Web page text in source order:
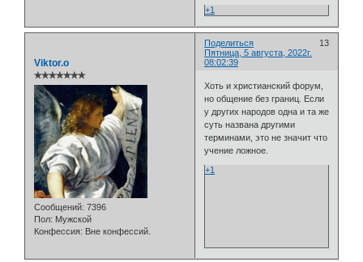
+1
Поделиться
13
Пятница, 5 августа, 2022г.
08:02:39
Viktor.o
✯✯✯✯✯✯✯
Сообщений: 7396
Пол: Мужской
Конфессия: Вне конфессий.
Хоть и христианский форум,
но общение без границ. Если
у других народов одна и та же
суть названа другими
терминами, это не значит что
учение ложное.
+1